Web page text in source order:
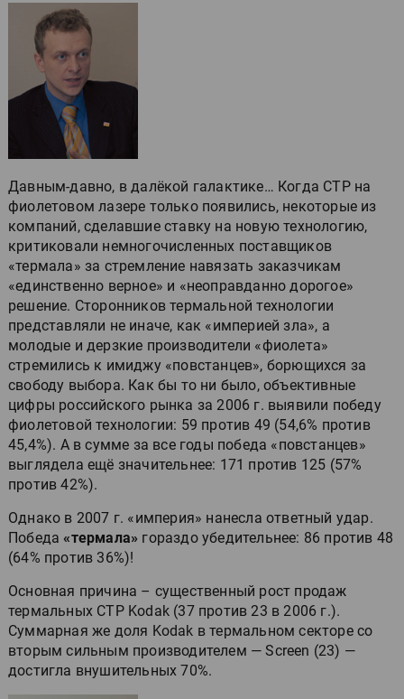
Давным-давно, в далёкой галактике… Когда CTP на
фиолетовом лазере только появились, некоторые из
компаний, сделавшие ставку на новую технологию,
критиковали немногочисленных поставщиков
«термала» за стремление навязать заказчикам
«единственно верное» и «неоправданно дорогое»
решение. Сторонников термальной технологии
представляли не иначе, как «империей зла», а
молодые и дерзкие производители «фиолета»
стремились к имиджу «повстанцев», борющихся за
свободу выбора. Как бы то ни было, объективные
цифры российского рынка за 2006 г. выявили победу
фиолетовой технологии: 59 против 49 (54,6% против
45,4%). А в сумме за все годы победа «повстанцев»
выглядела ещё значительнее: 171 против 125 (57%
против 42%).
Однако в 2007 г. «империя» нанесла ответный удар.
Победа «термала» гораздо убедительнее: 86 против 48
(64% против 36%)!
Основная причина – существенный рост продаж
термальных CTP Kodak (37 против 23 в 2006 г.).
Суммарная же доля Kodak в термальном секторе со
вторым сильным производителем — Screen (23) —
достигла внушительных 70%.